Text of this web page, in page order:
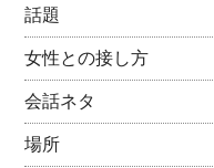
話題
女性との接し方
会話ネタ
場所